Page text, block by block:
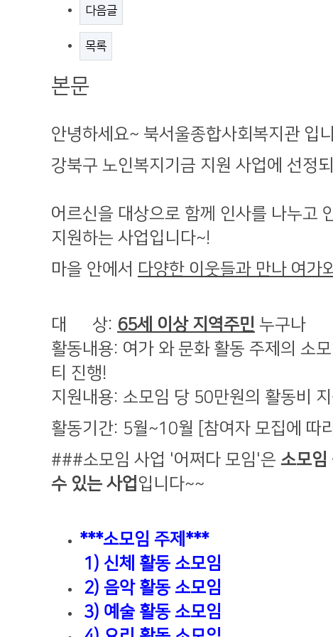
다음글
목록
본문
안녕하세요~ 북서울종합사회복지관 입
강북구 노인복지기금 지원 사업에 선정
어르신을 대상으로 함께 인사를 나누고
지원하는 사업입니다~!
마을 안에서 다양한 이웃들과 만나 여가
대 상: 65세 이상지역주민 누구나
활동내용: 여가 와 문화 활동 주제의 소
티 진행!
지원내용: 소모임 당 50만원의 활동비 지
활동기간: 5월~10월 [참여자 모집에 따
###소모임 사업 '어쩌다 모임'은 소모임
수 있는 사업입니다~~
***소모임 주제***
1) 신체 활동 소모임
2) 음악 활동 소모임
3) 예술 활동 소모임